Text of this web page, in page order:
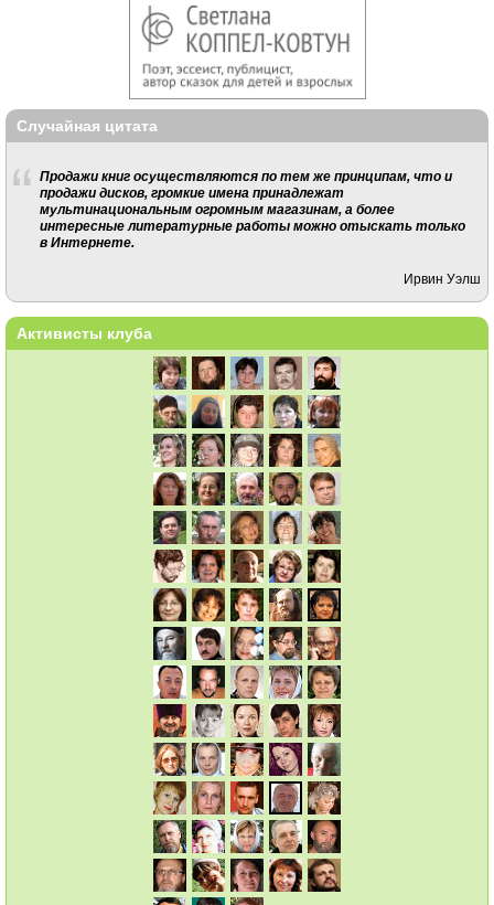
Случайная цитата
Продажи книг осуществляются по тем же принципам, что и
продажи дисков, громкие имена принадлежат
мультинациональным огромным магазинам, а более
интересные литературные работы можно отыскать только
в Интернете.
Ирвин Уэлш
Активисты клуба